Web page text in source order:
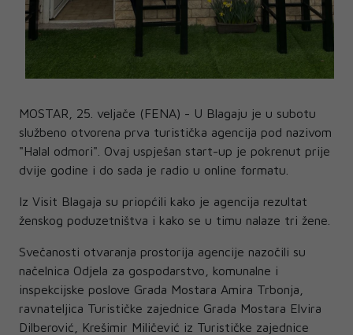
MOSTAR, 25. veljače (FENA) - U Blagaju je u subotu
službeno otvorena prva turistička agencija pod nazivom
"Halal odmori". Ovaj uspješan start-up je pokrenut prije
dvije godine i do sada je radio u online formatu.
Iz Visit Blagaja su priopćili kako je agencija rezultat
ženskog poduzetništva i kako se u timu nalaze tri žene.
Svečanosti otvaranja prostorija agencije nazočili su
načelnica Odjela za gospodarstvo, komunalne i
inspekcijske poslove Grada Mostara Amira Trbonja,
ravnateljica Turističke zajednice Grada Mostara Elvira
Dilberović, Krešimir Miličević iz Turističke zajednice